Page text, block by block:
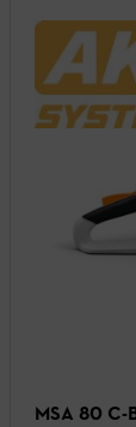
MSA 80 C-